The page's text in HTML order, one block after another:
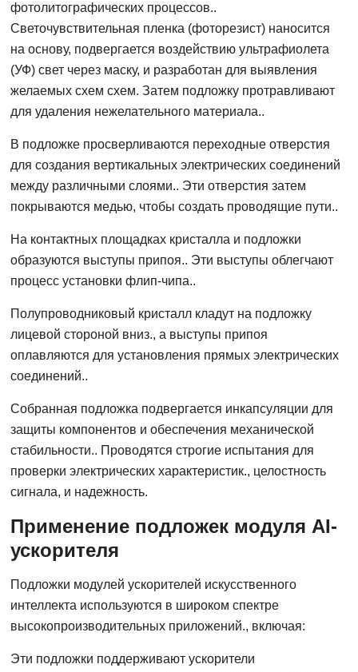
фотолитографических процессов..
Светочувствительная пленка (фоторезист) наносится
на основу, подвергается воздействию ультрафиолета
(УФ) свет через маску, и разработан для выявления
желаемых схем схем. Затем подложку протравливают
для удаления нежелательного материала..
В подложке просверливаются переходные отверстия
для создания вертикальных электрических соединений
между различными слоями.. Эти отверстия затем
покрываются медью, чтобы создать проводящие пути..
На контактных площадках кристалла и подложки
образуются выступы припоя.. Эти выступы облегчают
процесс установки флип-чипа..
Полупроводниковый кристалл кладут на подложку
лицевой стороной вниз., а выступы припоя
оплавляются для установления прямых электрических
соединений..
Собранная подложка подвергается инкапсуляции для
защиты компонентов и обеспечения механической
стабильности.. Проводятся строгие испытания для
проверки электрических характеристик., целостность
сигнала, и надежность.
Применение подложек модуля AI-
ускорителя
Подложки модулей ускорителей искусственного
интеллекта используются в широком спектре
высокопроизводительных приложений., включая:
Эти подложки поддерживают ускорители